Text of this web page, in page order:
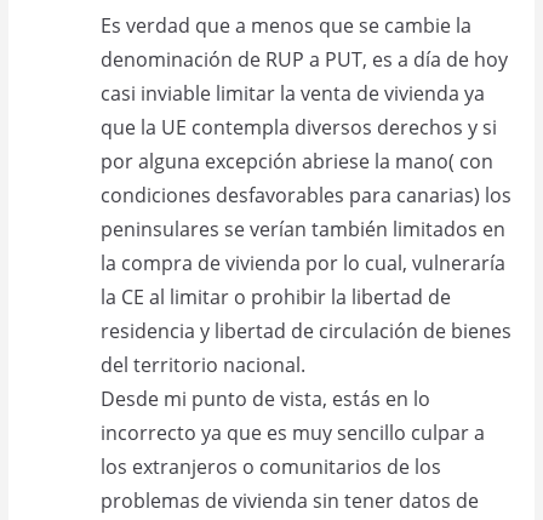
Es verdad que a menos que se cambie la
denominación de RUP a PUT, es a día de hoy
casi inviable limitar la venta de vivienda ya
que la UE contempla diversos derechos y si
por alguna excepción abriese la mano( con
condiciones desfavorables para canarias) los
peninsulares se verían también limitados en
la compra de vivienda por lo cual, vulneraría
la CE al limitar o prohibir la libertad de
residencia y libertad de circulación de bienes
del territorio nacional.
Desde mi punto de vista, estás en lo
incorrecto ya que es muy sencillo culpar a
los extranjeros o comunitarios de los
problemas de vivienda sin tener datos de